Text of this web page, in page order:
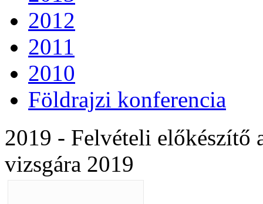
2012
2011
2010
Földrajzi konferencia
2019 - Felvételi
vizsgára 2019